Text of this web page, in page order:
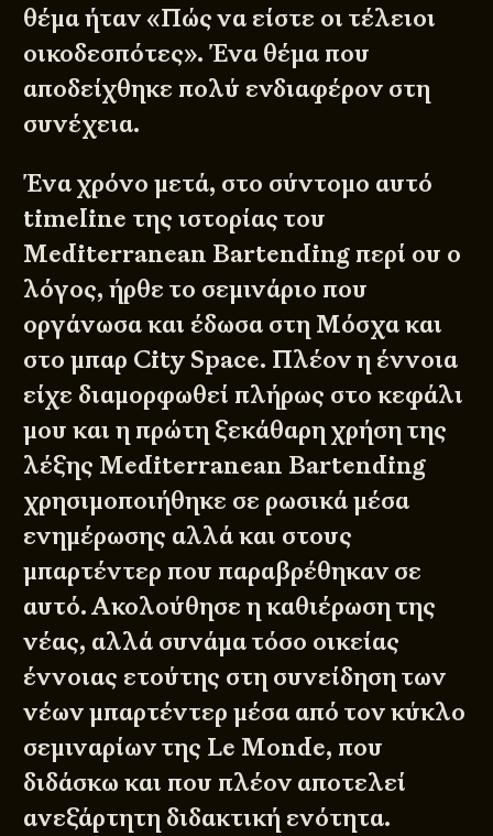
θέμα ήταν «Πώς να είστε οι τέλειοι
οικοδεσπότες». Ένα θέμα που
αποδείχθηκε πολύ ενδιαφέρον στη
συνέχεια.
Ένα χρόνο μετά, στο σύντομο αυτό
timeline της ιστορίας του
Mediterranean Bartending περί ου ο
λόγος, ήρθε το σεμινάριο που
οργάνωσα και έδωσα στη Μόσχα και
στο μπαρ City Space. Πλέον η έννοια
είχε διαμορφωθεί πλήρως στο κεφάλι
μου και η πρώτη ξεκάθαρη χρήση της
λέξης Mediterranean Bartending
χρησιμοποιήθηκε σε ρωσικά μέσα
ενημέρωσης αλλά και στους
μπαρτέντερ που παραβρέθηκαν σε
αυτό. Ακολούθησε η καθιέρωση της
νέας, αλλά συνάμα τόσο οικείας
έννοιας ετούτης στη συνείδηση των
νέων μπαρτέντερ μέσα από τον κύκλο
σεμιναρίων της Le Monde, που
διδάσκω και που πλέον αποτελεί
ανεξάρτητη διδακτική ενότητα.